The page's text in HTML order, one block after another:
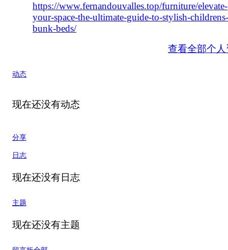
https://www.fernandouvalles.top/furniture/elevate-
your-space-the-ultimate-guide-to-stylish-childrens-
bunk-beds/
查看全部个
动态
现在还没有动态
分享
日志
现在还没有日志
主题
现在还没有主题